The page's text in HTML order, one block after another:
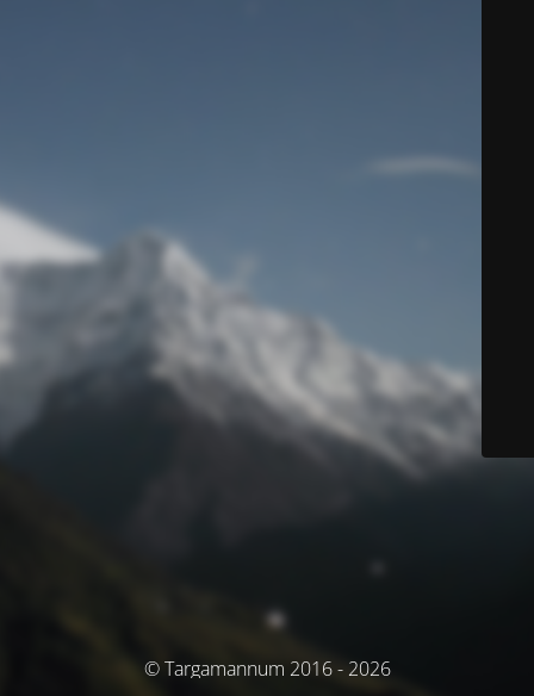
© Targamannum 2016 - 2026